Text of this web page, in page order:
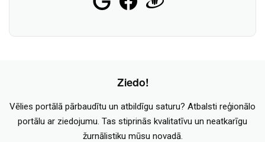
Ziedo!
Vēlies portālā pārbaudītu un atbildīgu saturu? Atbalsti reģionālo
portālu ar ziedojumu. Tas stiprinās kvalitatīvu un neatkarīgu
žurnālistiku mūsu novadā.